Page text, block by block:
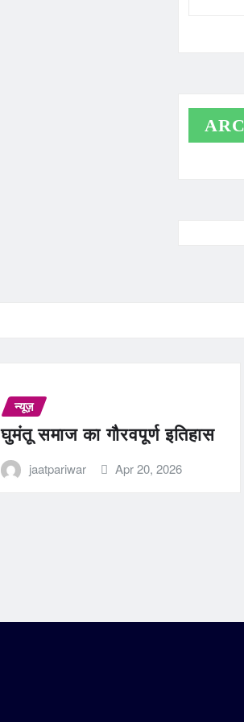
न्यूज़
घुमंतू समाज का गौरवपूर्ण इतिहास
jaatpariwar Apr 20, 2026